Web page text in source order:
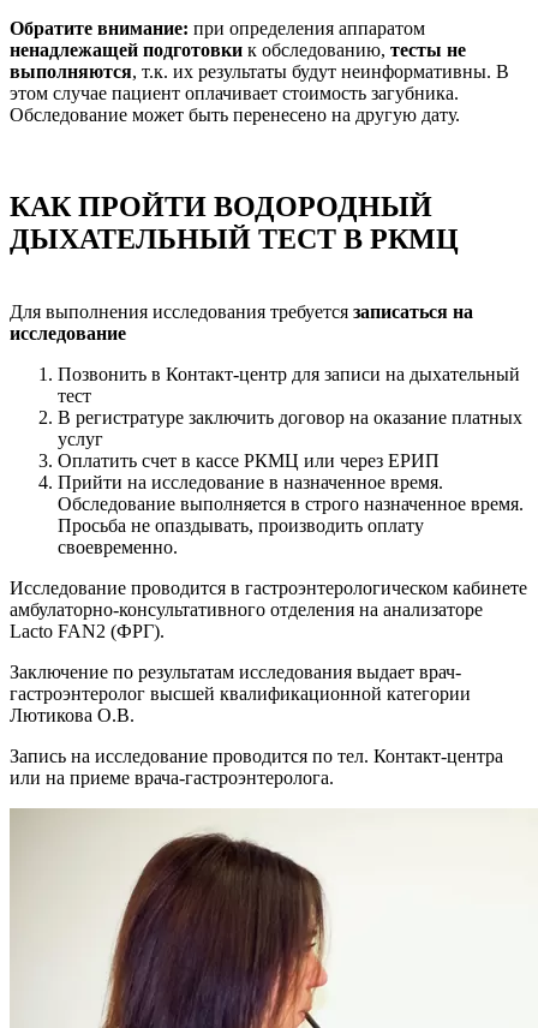
Обратите внимание: при определения аппаратом
ненадлежащей подготовки к обследованию, тесты не
выполняются, т.к. их результаты будут неинформативны. В
этом случае пациент оплачивает стоимость загубника.
Обследование может быть перенесено на другую дату.
КАК ПРОЙТИ ВОДОРОДНЫЙ
ДЫХАТЕЛЬНЫЙ ТЕСТ В РКМЦ
Для выполнения исследования требуется записаться на
исследование
Позвонить в Контакт-центр для записи на дыхательный
тест
В регистратуре заключить договор на оказание платных
услуг
Оплатить счет в кассе РКМЦ или через ЕРИП
Прийти на исследование в назначенное время.
Обследование выполняется в строго назначенное время.
Просьба не опаздывать, производить оплату
своевременно.
Исследование проводится в гастроэнтерологическом кабинете
амбулаторно-консультативного отделения на анализаторе
Lacto FAN2 (ФРГ).
Заключение по результатам исследования выдает врач-
гастроэнтеролог высшей квалификационной категории
Лютикова О.В.
Запись на исследование проводится по тел. Контакт-центра
или на приеме врача-гастроэнтеролога.